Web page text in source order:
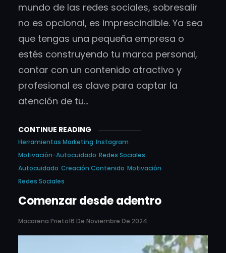
mundo de las redes sociales, sobresalir
no es opcional, es imprescindible. Ya sea
que tengas una pequeña empresa o
estés construyendo tu marca personal,
contar con un contenido atractivo y
profesional es clave para captar la
atención de tu…
CONTINUE READING
Herramientas Marketing Instagram
Motivación-Autocuidado Redes Sociales
Autocuidado Creación Contenido Motivación
Redes Sociales
Comenzar desde adentro
Macarena Prieto16 De Noviembre De 2024